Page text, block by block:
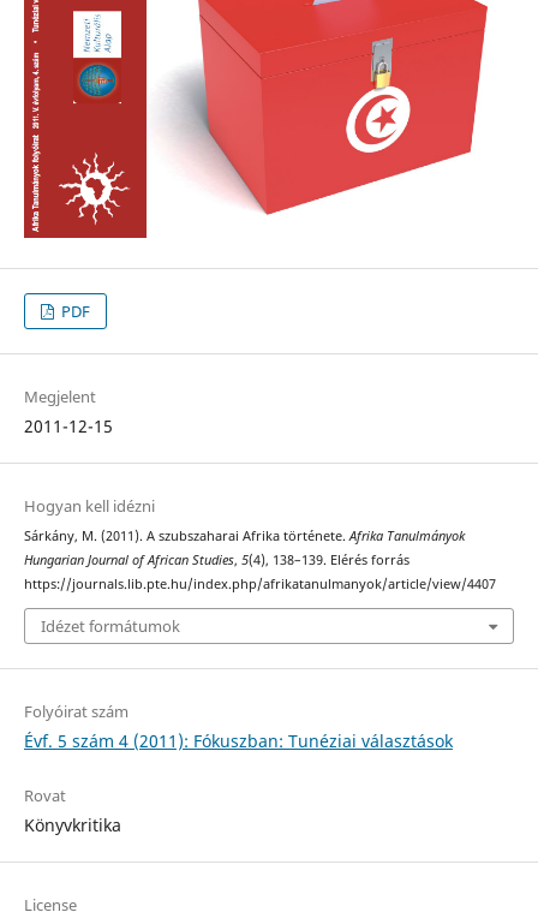
PDF
Megjelent
2011-12-15
Hogyan kell idézni
Sárkány, M. (2011). A szubszaharai Afrika története. Afrika Tanulmányok
Hungarian Journal of African Studies, 5(4), 138–139. Elérés forrás
https://journals.lib.pte.hu/index.php/afrikatanulmanyok/article/view/4407
Idézet formátumok
Folyóirat szám
Évf. 5 szám 4 (2011): Fókuszban: Tunéziai választások
Rovat
Könyvkritika
License